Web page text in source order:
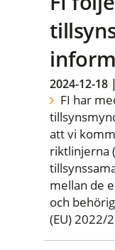
2024-12-18 |
FI har
att vi
riktlinjerna
mellan de
och
(EU) 2022/